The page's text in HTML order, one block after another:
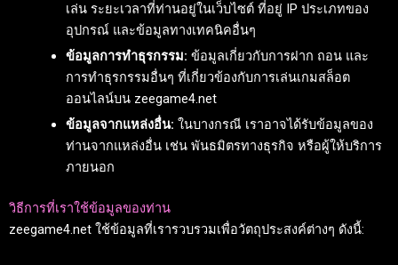
เล่น ระยะเวลาที่ท่านอยู่ในเว็บไซต์ ที่อยู่ IP ประเภทของ
อุปกรณ์ และข้อมูลทางเทคนิคอื่นๆ
ข้อมูลการทำธุรกรรม: ข้อมูลเกี่ยวกับการฝาก ถอน และ
การทำธุรกรรมอื่นๆ ที่เกี่ยวข้องกับการเล่นเกมสล็อต
ออนไลน์บน zeegame4.net
ข้อมูลจากแหล่งอื่น: ในบางกรณี เราอาจได้รับข้อมูลของ
ท่านจากแหล่งอื่น เช่น พันธมิตรทางธุรกิจ หรือผู้ให้บริการ
ภายนอก
วิธีการที่เราใช้ข้อมูลของท่าน
zeegame4.net ใช้ข้อมูลที่เรารวบรวมเพื่อวัตถุประสงค์ต่างๆ ดังนี้: